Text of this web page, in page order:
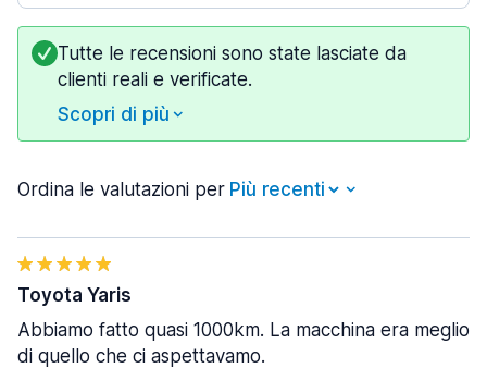
Tutte le recensioni sono state lasciate da
clienti reali e verificate.
Scopri di più
Ordina le valutazioni per
Toyota Yaris
Abbiamo fatto quasi 1000km. La macchina era meglio
di quello che ci aspettavamo.